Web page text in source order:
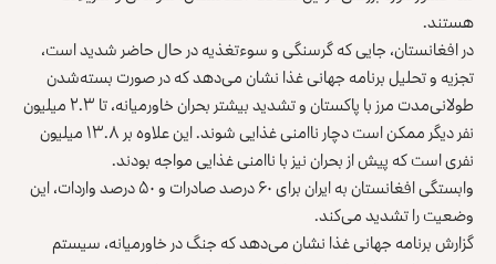
‏هستند‎.‎
در افغانستان، جایی که گرسنگی و سوءتغذیه در حال حاضر شدید ‏است،
تجزیه و تحلیل برنامه جهانی غذا نشان می‌دهد که در صورت ‏بسته‌شدن
طولانی‌مدت مرز با پاکستان و تشدید بیشتر بحران خاورمیانه، ‏تا ۲.۳ میلیون
نفر دیگر ممکن است دچار ناامنی غذایی شوند. این ‏علاوه بر ۱۳.۸ میلیون
نفری است که پیش از بحران نیز با ناامنی ‏غذایی مواجه بودند‎.‎
وابستگی افغانستان به ایران برای ۶۰ درصد صادرات و ۵۰ درصد ‏واردات، این
وضعیت را تشدید می‌کند‎.‎
گزارش برنامه جهانی غذا نشان می‌دهد که جنگ در خاورمیانه، سیستم